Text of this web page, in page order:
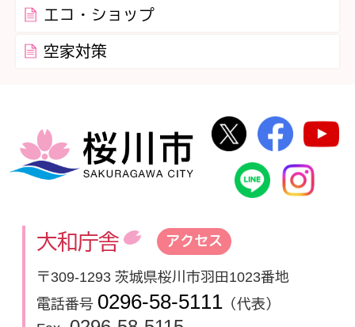
エコ・ショップ
空家対策
桜川市
桜川市公式
桜川
桜川市公
大和庁舎 アクセス
〒309-1293 茨城県桜川市羽田1023番地
電話番号 0296-58-5111 （代表）